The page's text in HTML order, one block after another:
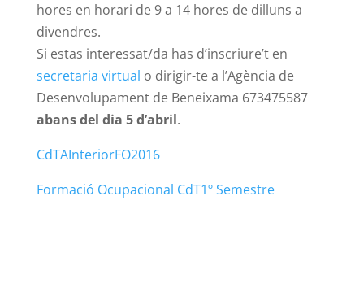
hores en horari de 9 a 14 hores de dilluns a
divendres.
Si estas interessat/da has d’inscriure’t en
secretaria virtual o dirigir-te a l’Agència de
Desenvolupament de Beneixama 673475587
abans del dia 5 d’abril.
CdTAInteriorFO2016
Formació Ocupacional CdT1º Semestre